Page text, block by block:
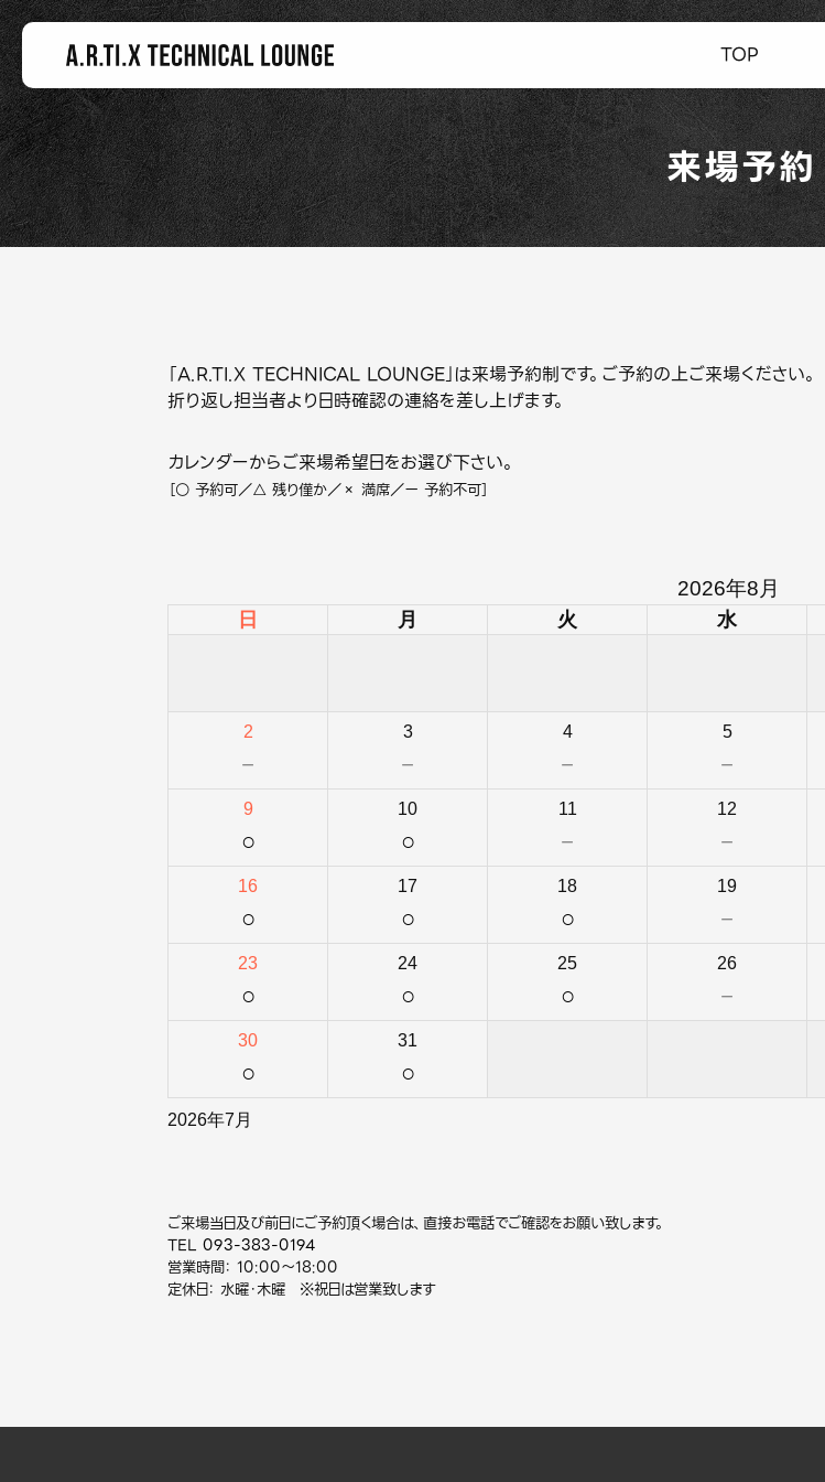
TOP
来場予約
「A.R.TI.X TECHNICAL LOUNGE」は来場予約制です。ご予約の上ご来場ください。
折り返し担当者より日時確認の連絡を差し上げます。
カレンダーからご来場希望日をお選び下さい。
［○ 予約可／△ 残り僅か／× 満席／ー 予約不可］
2026年8月
日 月 火 水
2
－
3
－
4
－
5
－
9
○
10
○
11
－
12
－
16
○
17
○
18
○
19
－
23
○
24
○
25
○
26
－
30
○
31
○
2026年7月
ご来場当日及び前日にご予約頂く場合は、直接お電話でご確認をお願い致します。
TEL 093-383-0194
営業時間： 10:00～18:00
定休日： 水曜・木曜 ※祝日は営業致します